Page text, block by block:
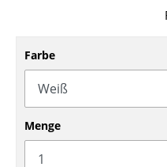
Schaukelstühle
Bürodrehstühle
Bürosessel
Farbe
Menge